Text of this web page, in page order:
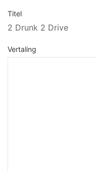
Titel
2 Drunk 2 Drive
Vertaling